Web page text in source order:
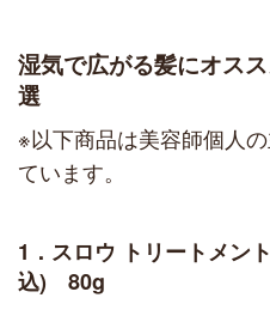
湿気で広がる髪にオス
選
※以下商品は美容師個人
ています。
1．スロウ トリートメ
込) 80g